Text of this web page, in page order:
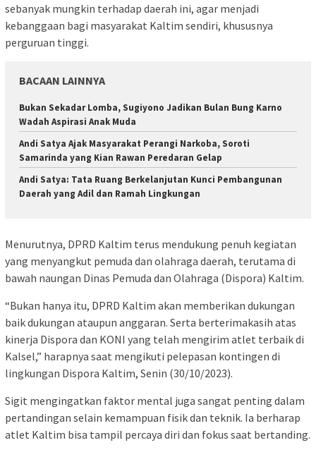
sebanyak mungkin terhadap daerah ini, agar menjadi
kebanggaan bagi masyarakat Kaltim sendiri, khususnya
perguruan tinggi.
BACAAN LAINNYA
Bukan Sekadar Lomba, Sugiyono Jadikan Bulan Bung Karno
Wadah Aspirasi Anak Muda
Andi Satya Ajak Masyarakat Perangi Narkoba, Soroti
Samarinda yang Kian Rawan Peredaran Gelap
Andi Satya: Tata Ruang Berkelanjutan Kunci Pembangunan
Daerah yang Adil dan Ramah Lingkungan
Menurutnya, DPRD Kaltim terus mendukung penuh kegiatan
yang menyangkut pemuda dan olahraga daerah, terutama di
bawah naungan Dinas Pemuda dan Olahraga (Dispora) Kaltim.
“Bukan hanya itu, DPRD Kaltim akan memberikan dukungan
baik dukungan ataupun anggaran. Serta berterimakasih atas
kinerja Dispora dan KONI yang telah mengirim atlet terbaik di
Kalsel,” harapnya saat mengikuti pelepasan kontingen di
lingkungan Dispora Kaltim, Senin (30/10/2023).
Sigit mengingatkan faktor mental juga sangat penting dalam
pertandingan selain kemampuan fisik dan teknik. Ia berharap
atlet Kaltim bisa tampil percaya diri dan fokus saat bertanding.